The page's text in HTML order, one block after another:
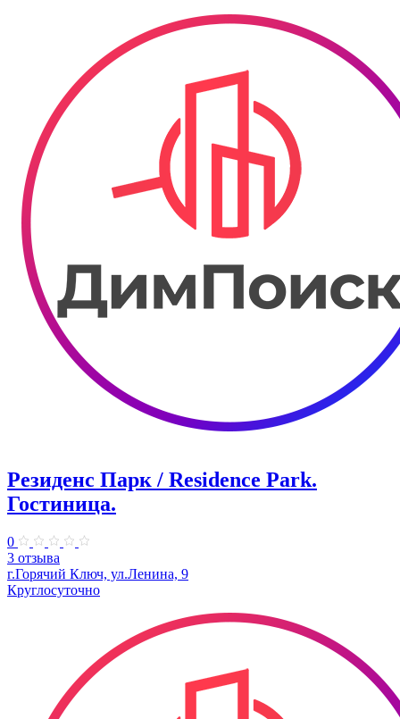
Резиденс Парк / Residence Park.
Гостиница.
0
3 отзыва
г.Горячий Ключ, ул.Ленина, 9
Круглосуточно